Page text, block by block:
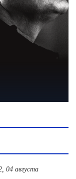
04 августа